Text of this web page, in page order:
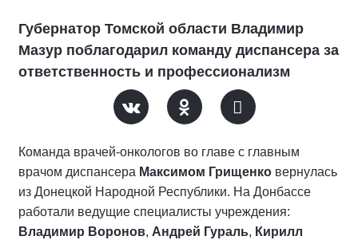
Губернатор Томской области Владимир
Мазур поблагодарил команду диспансера за
ответственность и профессионализм
Команда врачей-онкологов во главе с главным
врачом диспансера Максимом Грищенко вернулась
из Донецкой Народной Республики. На Донбассе
работали ведущие специалисты учреждения:
Владимир Воронов, Андрей Гураль, Кирилл